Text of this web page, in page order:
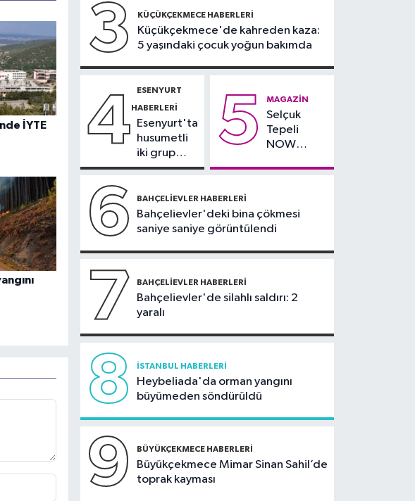
İYTE
Güncel
21:34Tersine beyin
göçünde İYTE etkisi
3 KÜÇÜKÇEKMECE HABERLERI
Küçükçekmece'de kahreden kaza:
5 yaşındaki çocuk yoğun bakımda
4 ESENYURT
HABERLERI
Esenyurt'ta
husumetli
iki grup
arasında
kavga
5 MAGAZIN
Selçuk
Tepeli
NOW
6 BAHÇELIEVLER HABERLERI
Bahçelievler'deki bina çökmesi
saniye saniye görüntülendi
7 BAHÇELIEVLER HABERLERI
Bahçelievler'de silahlı saldırı: 2
yaralı
8 İSTANBUL HABERLERI
Heybeliada'da orman yangını
büyümeden söndürüldü
9 BÜYÜKÇEKMECE HABERLERI
Büyükçekmece Mimar Sinan Sahil’de
toprak kayması